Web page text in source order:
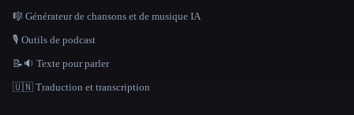
🎼 Générateur de chansons et de musique IA
🎙️ Outils de podcast
📝🔉 Texte pour parler
🇺🇳 Traduction et transcription